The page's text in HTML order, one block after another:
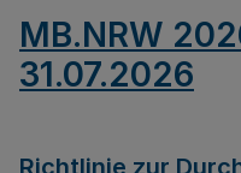
MB.NRW
31.07.2026
Richtlinie zur